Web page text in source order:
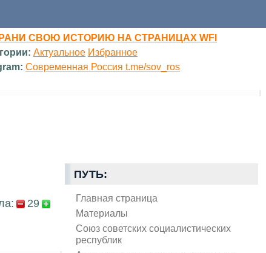
СВОЮ ИСТОРИЮ НА СТРАНИЦАХ WFI
Актуальное Избранное
Современная Россия t.me/sov_ros
ПУТЬ:
Главная страница
Материалы
Союз советских социалистических
республик
29